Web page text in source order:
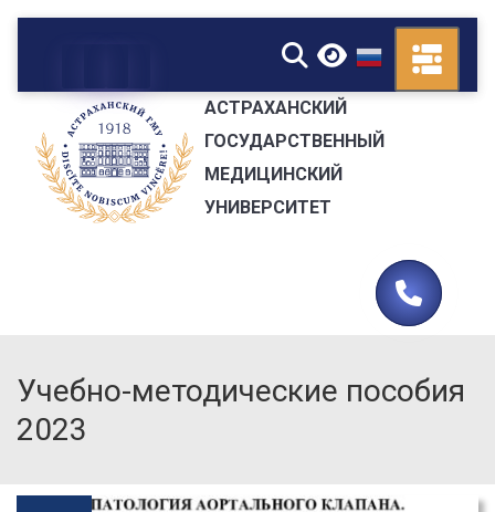
▼
АСТРАХАНСКИЙ
ГОСУДАРСТВЕННЫЙ
МЕДИЦИНСКИЙ
УНИВЕРСИТЕТ
Учебно-методические пособия
2023